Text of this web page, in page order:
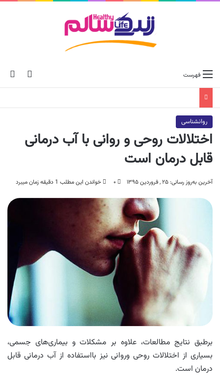
skin فهرست
روانشناسی
اختلالات روحی و روانی با آب درمانی
قابل درمان است
آخرین به‌روز رسانی: ۲۵ , فروردین ۱۳۹۵ ۰ خواندن این مطلب 1 دقیقه زمان میبرد
برطبق نتایج مطالعات، علاوه بر مشکلات و بیماری‌های جسمی،
بسیاری از اختلالات روحی وروانی نیز بااستفاده از آب درمانی قابل
درمان است.